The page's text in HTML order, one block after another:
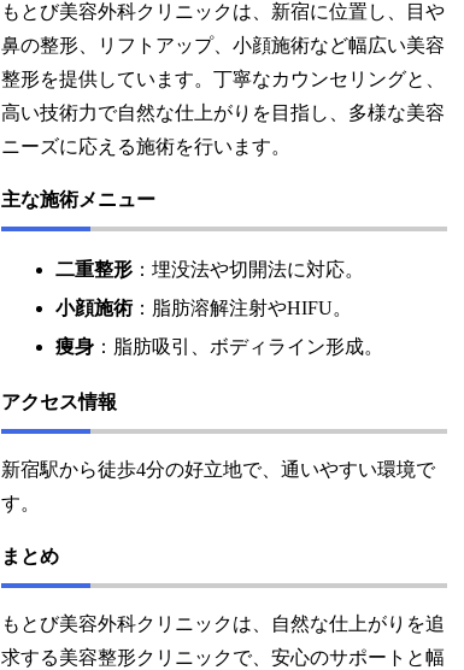
もとび美容外科クリニックは、新宿に位置し、目や
鼻の整形、リフトアップ、小顔施術など幅広い美容
整形を提供しています。丁寧なカウンセリングと、
高い技術力で自然な仕上がりを目指し、多様な美容
ニーズに応える施術を行います。
主な施術メニュー
二重整形 ：埋没法や切開法に対応。
小顔施術：脂肪溶解注射やHIFU。
痩身 ：脂肪吸引、ボディライン形成。
アクセス情報
新宿駅から徒歩4分の好立地で、通いやすい環境で
す。
まとめ
もとび美容外科クリニックは、自然な仕上がりを追
求する美容整形クリニックで、安心のサポートと幅